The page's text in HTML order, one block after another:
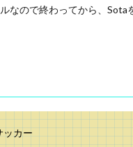
なので終わってから、Sota
カー